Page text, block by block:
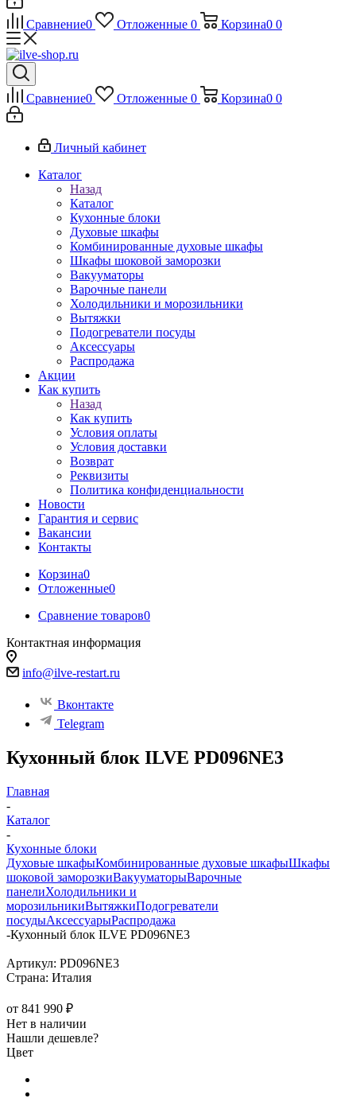
Сравнение0 Отложенные 0 Корзина0 0
Сравнение0 Отложенные 0 Корзина0 0
Личный кабинет
Каталог
Назад
Каталог
Кухонные блоки
Духовые шкафы
Комбинированные духовые шкафы
Шкафы шоковой заморозки
Вакууматоры
Варочные панели
Холодильники и морозильники
Вытяжки
Подогреватели посуды
Аксессуары
Распродажа
Акции
Как купить
Назад
Как купить
Условия оплаты
Условия доставки
Возврат
Реквизиты
Политика конфиденциальности
Новости
Гарантия и сервис
Вакансии
Контакты
Корзина0
Отложенные0
Сравнение товаров0
Контактная информация
info@ilve-restart.ru
Вконтакте
Telegram
Кухонный блок ILVE PD096NE3
Главная
-
Каталог
-
Кухонные блоки
Духовые шкафыКомбинированные духовые шкафыШкафы
шоковой заморозкиВакууматорыВарочные
панелиХолодильники и
морозильникиВытяжкиПодогреватели
посудыАксессуарыРаспродажа
-Кухонный блок ILVE PD096NE3
Артикул: PD096NE3
Страна: Италия
от 841 990 ₽
Нет в наличии
Нашли дешевле?
Цвет